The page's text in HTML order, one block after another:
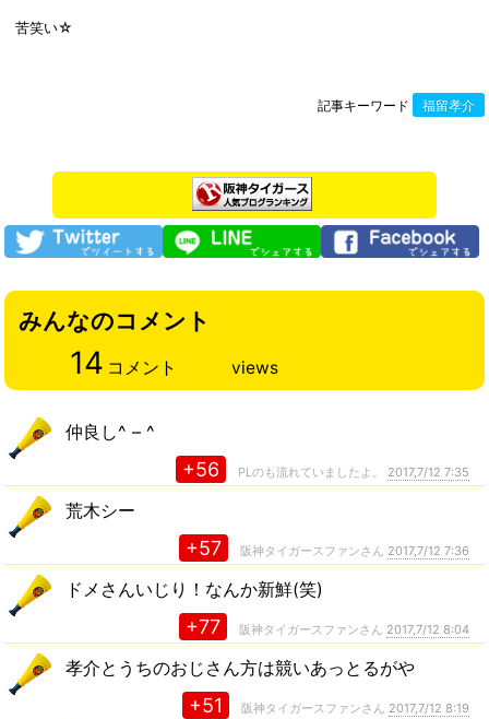
苦笑い☆
記事キーワード 福留孝介
みんなのコメント
14 コメント views
仲良し^ – ^
+56 PLのも流れていましたよ。 2017,7/12 7:35
荒木シー
+57 阪神タイガースファンさん 2017,7/12 7:36
ドメさんいじり！なんか新鮮(笑)
+77 阪神タイガースファンさん 2017,7/12 8:04
孝介とうちのおじさん方は競いあっとるがや
+51 阪神タイガースファンさん 2017,7/12 8:19